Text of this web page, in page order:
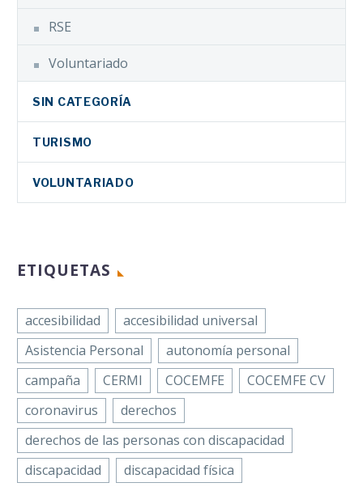
RSE
Voluntariado
SIN CATEGORÍA
TURISMO
VOLUNTARIADO
ETIQUETAS
accesibilidad
accesibilidad universal
Asistencia Personal
autonomía personal
campaña
CERMI COCEMFE
COCEMFE CV
coronavirus
derechos
derechos de las personas con discapacidad
discapacidad
discapacidad física